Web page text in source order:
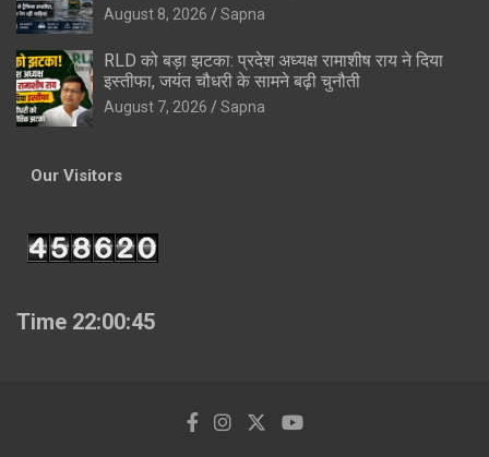
August 8, 2026 Sapna
RLD को बड़ा झटका: प्रदेश अध्यक्ष रामाशीष राय ने दिया
इस्तीफा, जयंत चौधरी के सामने बढ़ी चुनौती
August 7, 2026 Sapna
Our Visitors
Time 22:00:46